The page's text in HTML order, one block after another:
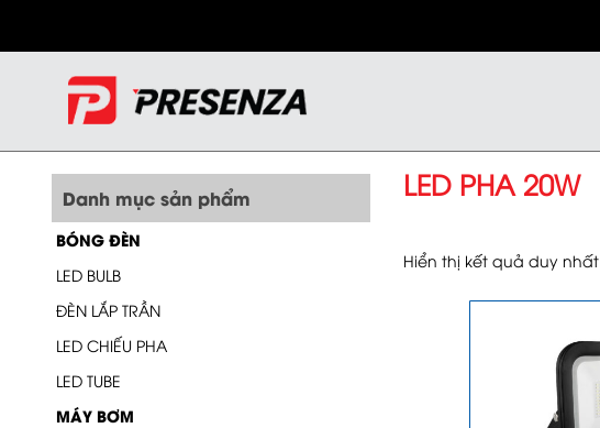
Danh mục sản phẩm
BÓNG ĐÈN
LED BULB
ĐÈN LẮP TRẦN
LED CHIẾU PHA
LED TUBE
MÁY BƠM
LED PHA 20W
Hiển thị kết quả duy nhất